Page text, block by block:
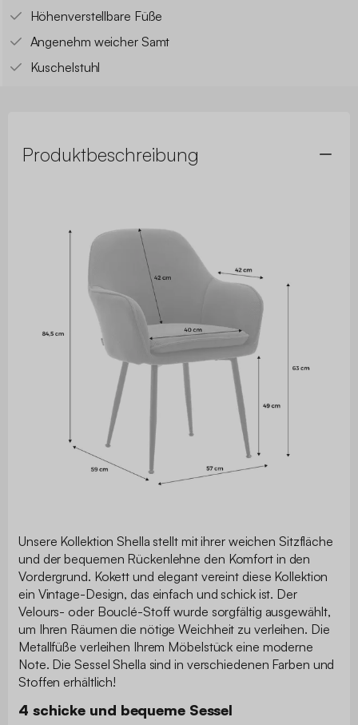
Höhenverstellbare Füße
Angenehm weicher Samt
Kuschelstuhl
Produktbeschreibung
Unsere Kollektion Shella stellt mit ihrer weichen Sitzfläche
und der bequemen Rückenlehne den Komfort in den
Vordergrund. Kokett und elegant vereint diese Kollektion
ein Vintage-Design, das einfach und schick ist. Der
Velours- oder Bouclé-Stoff wurde sorgfältig ausgewählt,
um Ihren Räumen die nötige Weichheit zu verleihen. Die
Metallfüße verleihen Ihrem Möbelstück eine moderne
Note. Die Sessel Shella sind in verschiedenen Farben und
Stoffen erhältlich!
4 schicke und bequeme Sessel